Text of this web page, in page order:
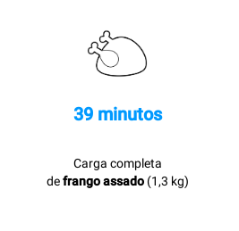
39 minutos
Carga completa
defrango assado(1,3 kg)